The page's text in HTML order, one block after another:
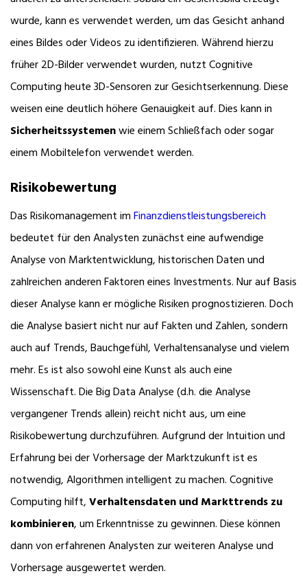
wurde, kann es verwendet werden, um das Gesicht anhand
eines Bildes oder Videos zu identifizieren. Während hierzu
früher 2D-Bilder verwendet wurden, nutzt Cognitive
Computing heute 3D-Sensoren zur Gesichtserkennung. Diese
weisen eine deutlich höhere Genauigkeit auf. Dies kann in
Sicherheitssystemenwie einem Schließfach oder sogar
einem Mobiltelefon verwendet werden.
Risikobewertung
Das Risikomanagement imFinanzdienstleistungsbereich
bedeutet für den Analysten zunächst eine aufwendige
Analyse von Marktentwicklung, historischen Daten und
zahlreichen anderen Faktoren eines Investments. Nur auf Basis
dieser Analyse kann er mögliche Risiken prognostizieren. Doch
die Analyse basiert nicht nur auf Fakten und Zahlen, sondern
auch auf Trends, Bauchgefühl, Verhaltensanalyse und vielem
mehr. Es ist also sowohl eine Kunst als auch eine
Wissenschaft. Die Big Data Analyse (d.h. die Analyse
vergangener Trends allein) reicht nicht aus, um eine
Risikobewertung durchzuführen. Aufgrund der Intuition und
Erfahrung bei der Vorhersage der Marktzukunft ist es
notwendig, Algorithmen intelligent zu machen. Cognitive
Computing hilft,Verhaltensdaten und Markttrends zu
kombinieren, um Erkenntnisse zu gewinnen. Diese können
dann von erfahrenen Analysten zur weiteren Analyse und
Vorhersage ausgewertet werden.